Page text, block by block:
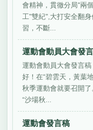
會精神，貫徹分局"兩
工"雙紀",大打安全翻
習，不斷...
運動會動員大會發
運動會動員大會發言
好！在“碧雲天，黃葉
秋季運動會就要召開了
“沙場秋...
運動會發言稿